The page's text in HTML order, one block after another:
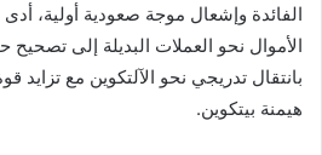
الفائدة وإشعال موجة صعودية أولية،
الأموال نحو العملات البديلة إلى تصحيح
بانتقال تدريجي نحو الآلتكوين مع تزايد
هيمنة بيتكوين.